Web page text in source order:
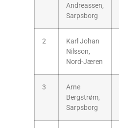
Andreassen,
Sarpsborg
2
Karl Johan
Nilsson,
Nord-Jæren
3
Arne
Bergstrøm,
Sarpsborg